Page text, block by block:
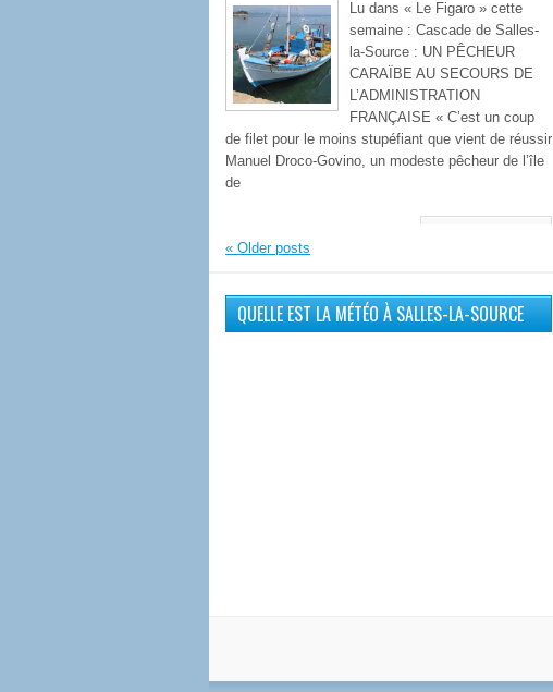
Lu dans « Le Figaro » cette
semaine : Cascade de Salles-
la-Source : UN PÊCHEUR
CARAÏBE AU SECOURS DE
L’ADMINISTRATION
FRANÇAISE « C’est un coup
de filet pour le moins stupéfiant que vient de réussir
Manuel Droco-Govino, un modeste pêcheur de l’île
de
« Older posts
QUELLE EST LA MÉTÉO À SALLES-LA-SOURCE